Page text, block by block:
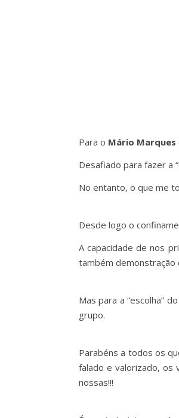
Para o Mário Marques
Desafiado para fazer a
No entanto, o que me
Desde logo o
A capacidade de nos
também demonstração
Mas para a “escolha”
grupo.
Parabéns a todos os
falado e valorizado, os
nossas!!!